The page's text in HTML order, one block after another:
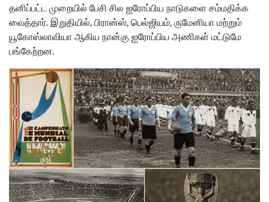
தனிப்பட்ட முறையில் பேசி சில ஐரோப்பிய நாடுகளை சம்மதிக்க
வைத்தார். இறுதியில், பிரான்ஸ், பெல்ஜியம், ருமேனியா மற்றும்
யூகோஸ்லாவியா ஆகிய நான்கு ஐரோப்பிய அணிகள் மட்டுமே
பங்கேற்றன.